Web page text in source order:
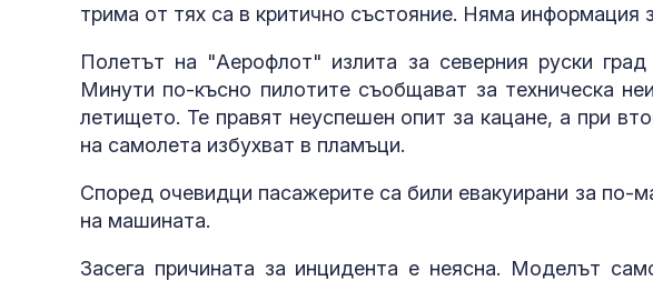
трима от тях са в критично състояние. Няма информация
Полетът на "Аерофлот" излита за северния руски
Минути по-късно пилотите съобщават за техническа
летището. Те правят неуспешен опит за кацане, а при
на самолета избухват в пламъци.
Според очевидци пасажерите са били евакуирани за по-
на машината.
Засега причината за инцидента е неясна. Моделът